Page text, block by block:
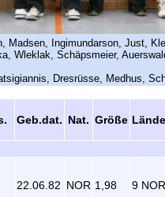
Madsen, Ingimundarson, Just,
Wleklak, Schäpsmeier,
Dresrüsse, Medhus,
Geb.dat. Nat. Größe
22.06.82 NOR 1,98 9 NOR